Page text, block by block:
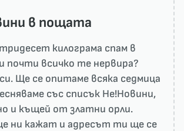
в пощата
килограма спам в
почти всичко те нервира?
Ще се опитаме всяка седмица
със списък He!Новини,
и къщей от златни орли.
ни кажат и адресът ти ще се